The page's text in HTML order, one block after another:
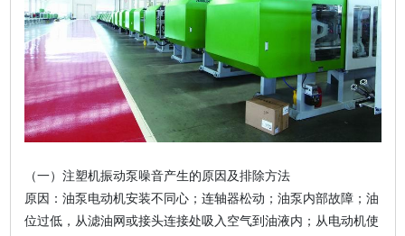
（一）注塑机振动泵噪音产生的原因及排除方法
原因：油泵电动机安装不同心；连轴器松动；油泵内部故障；油
位过低，从滤油网或接头连接处吸入空气到油液内；从电动机使